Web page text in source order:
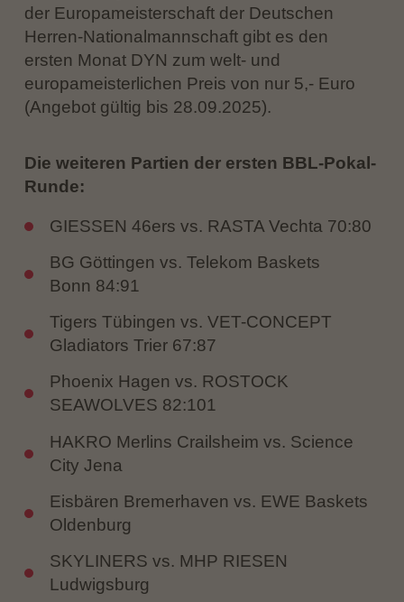
der Europameisterschaft der Deutschen
Herren-Nationalmannschaft gibt es den
ersten Monat DYN zum welt- und
europameisterlichen Preis von nur 5,- Euro
(Angebot gültig bis 28.09.2025).
Die weiteren Partien der ersten BBL-Pokal-
Runde:
GIESSEN 46ers vs. RASTA Vechta 70:80
BG Göttingen vs. Telekom Baskets
Bonn 84:91
Tigers Tübingen vs. VET-CONCEPT
Gladiators Trier 67:87
Phoenix Hagen vs. ROSTOCK
SEAWOLVES 82:101
HAKRO Merlins Crailsheim vs. Science
City Jena
Eisbären Bremerhaven vs. EWE Baskets
Oldenburg
SKYLINERS vs. MHP RIESEN
Ludwigsburg